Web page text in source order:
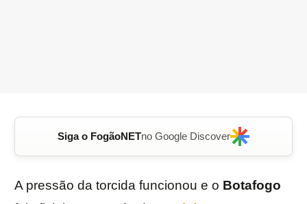
Siga o FogãoNETno Google Discover
A pressão da torcida funcionou e o Botafogo